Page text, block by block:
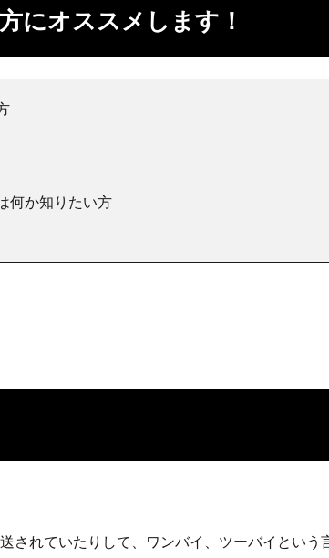
にオススメします！
何か知りたい方
されていたりして、ワンバイ、ツーバイという